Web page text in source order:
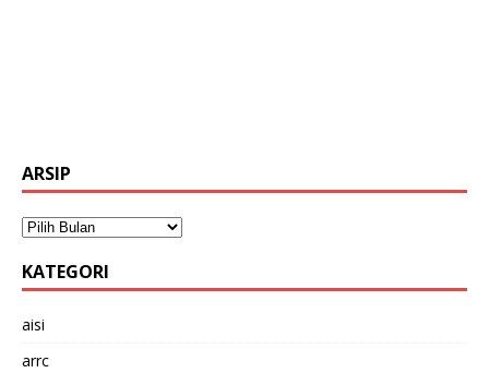
ARSIP
KATEGORI
aisi
arrc